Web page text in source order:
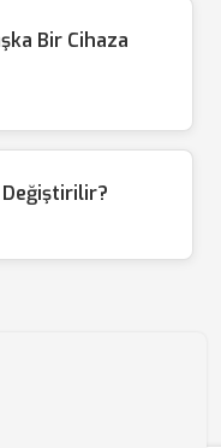
Bir Cihaza